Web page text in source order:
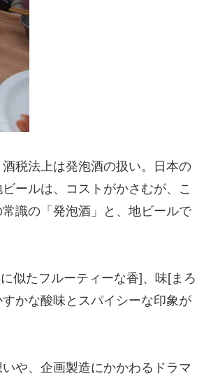
税法上は発泡酒の扱い。日本の
ールは、コストがかさむが、こ
識の「発泡酒」と、地ビールで
似たフルーティーな香]、味[まろ
かな酸味とスパイシーな印象が
や、企画製造にかかわるドラマ